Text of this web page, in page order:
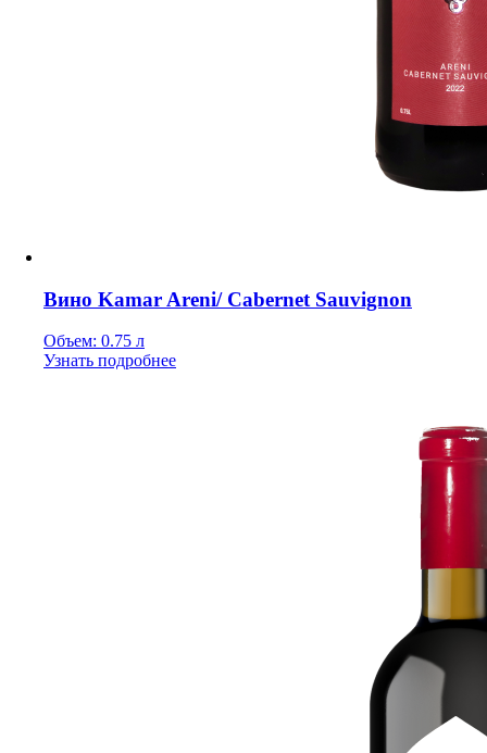
Вино Kamar Areni/ Cabernet Sauvignon
Объем: 0.75 л
Узнать подробнее